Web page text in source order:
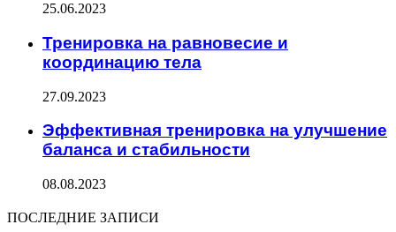
25.06.2023
Тренировка на равновесие и
координацию тела
27.09.2023
Эффективная тренировка на улучшение
баланса и стабильности
08.08.2023
ПОСЛЕДНИЕ ЗАПИСИ